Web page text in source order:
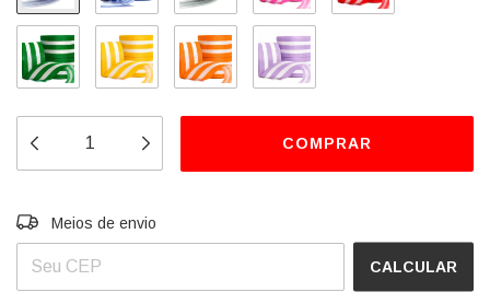
Entregas para o CEP:
Meios de envio
CALCULAR